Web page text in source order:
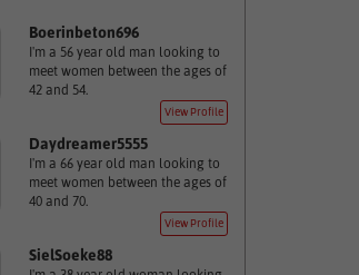
Boerinbeton696
I'm a 56 year old man looking to
meet women between the ages of
42 and 54.
View Profile
Daydreamer5555
I'm a 66 year old man looking to
meet women between the ages of
40 and 70.
View Profile
SielSoeke88